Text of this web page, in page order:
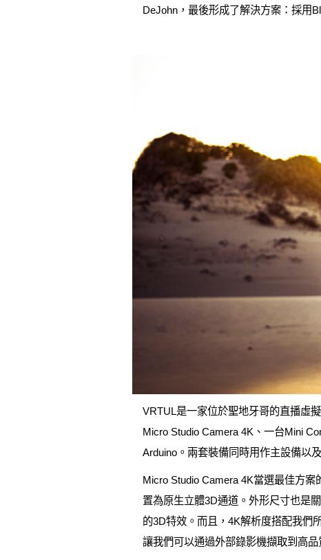
DeJohn，最後形成了解決方案：採用
VRTUL是一家位於聖地牙哥的直播虛
Micro Studio Camera 4K、一台Mini
Arduino。兩套裝備同時用作主設備以
Micro Studio Camera 4K當選最佳方
置為原生立體3D通道。外形尺寸也是
的3D特效。而且，4K解析度搭配我們
讓我們可以通過外部錄影機擷取到高